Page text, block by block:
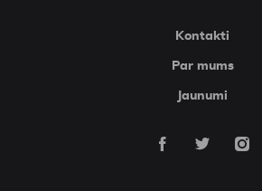
Kontakti
Par mums
Jaunumi